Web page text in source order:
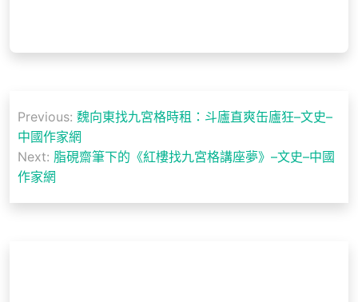
章
導
覽
Previous: 魏向東找九宮格時租：斗廬直爽缶廬狂–文史–
中國作家網
Next: 脂硯齋筆下的《紅樓找九宮格講座夢》–文史–中國
作家網